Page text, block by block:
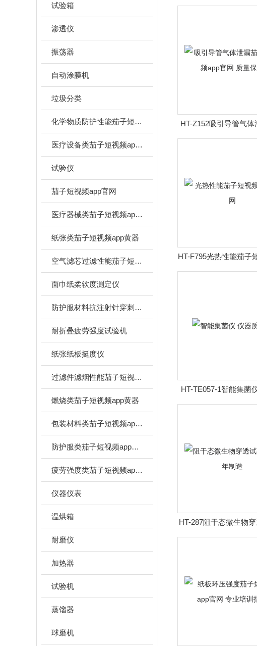
试验箱
渗透仪
振荡器
自动涂膜机
垃圾分类
化学物质防护性能茄子短视频app官网
医疗设备类茄子短视频app黄器
试验仪
茄子短视频app官网
医疗器械类茄子短视频app黄器
纸张类茄子短视频app黄器
空气滤芯过滤性能茄子短视频app官网
面巾纸柔软度测定仪
防护服材料抗注射针穿刺性能茄子短视频app官网
耐折叠疲劳强度试验机
纸张纸板挺度仪
过滤件滤烟性能茄子短视频app官网
燃烧类茄子短视频app黄器
包装材料类茄子短视频app黄器
防护服类茄子短视频app黄器
疲劳强度类茄子短视频app官网
仪器仪表
温烘箱
耐磨仪
加热器
试验机
蒸馏器
球磨机
短视频app官网 专业
HT-Z152吸引导管气体
短视频app官网 质
HT-F795光热性能茄子
官网
HT-TE057-1智能集菌
量好
HT-287阻干态微生物
多年制造